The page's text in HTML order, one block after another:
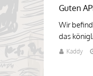
Guten
Wir
das
Kaddy